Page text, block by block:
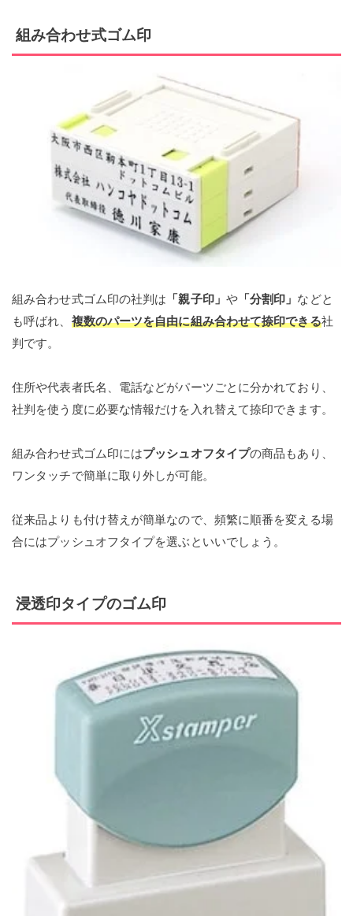
組み合わせ式ゴム印
組み合わせ式ゴム印の社判は 「親子印」 や「分割印」 などと
も呼ばれ、 複数のパーツを自由に組み合わせて捺印できる社
判です。
住所や代表者氏名、電話などがパーツごとに分かれており、
社判を使う度に必要な情報だけを入れ替えて捺印できます。
組み合わせ式ゴム印にはプッシュオフタイプの商品もあり、
ワンタッチで簡単に取り外しが可能。
従来品よりも付け替えが簡単なので、頻繁に順番を変える場
合にはプッシュオフタイプを選ぶといいでしょう。
浸透印タイプのゴム印